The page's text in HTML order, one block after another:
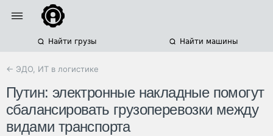
Найти грузы Найти машины
← ЭДО, ИТ в логистике
Путин: электронные накладные помогут
сбалансировать грузоперевозки между
видами транспорта